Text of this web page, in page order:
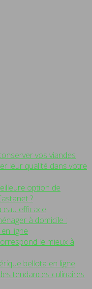
vos viandes
leur qualité dans votre
option de
?
eau efficace
à domicile :
ligne
le mieux à
bellota en ligne
tendances culinaires